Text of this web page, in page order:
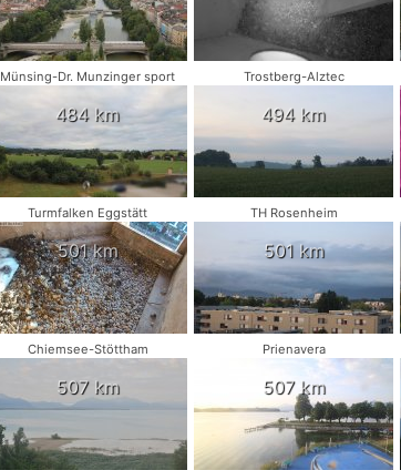
Münsing-Dr. Munzinger sport
484 km
Trostberg-Alztec
494 km
Turmfalken Eggstätt
501 km
TH Rosenheim
501 km
Chiemsee-Stöttham
507 km
Prienavera
507 km